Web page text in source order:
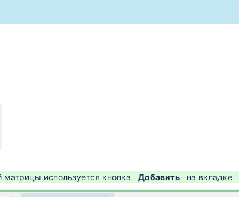
используется кнопка Добавить на вкладке